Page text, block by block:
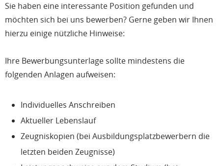
Sie haben eine interessante Position gefunden und
möchten sich bei uns bewerben? Gerne geben wir Ihnen
hierzu einige nützliche Hinweise:
Ihre Bewerbungsunterlage sollte mindestens die
folgenden Anlagen aufweisen:
Individuelles Anschreiben
Aktueller Lebenslauf
Zeugniskopien (bei Ausbildungsplatzbewerbern die
letzten beiden Zeugnisse)